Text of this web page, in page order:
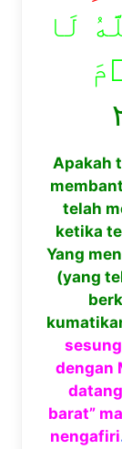
لَا
Apakah
telah
ketika
Yang
(yang
dengan
barat”
nengafiri